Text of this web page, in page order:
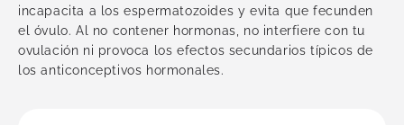
incapacita a los espermatozoides y evita que fecunden
el óvulo. Al no contener hormonas, no interfiere con tu
ovulación ni provoca los efectos secundarios típicos de
los anticonceptivos hormonales.